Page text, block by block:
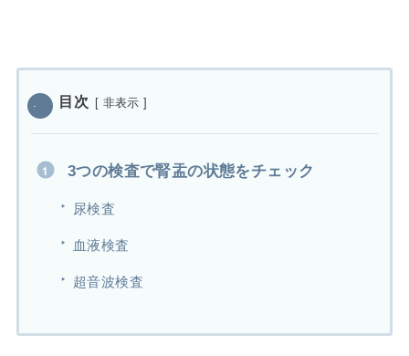
目次 [ 非表示 ]
3つの検査で腎盂の状態をチェック
尿検査
血液検査
超音波検査